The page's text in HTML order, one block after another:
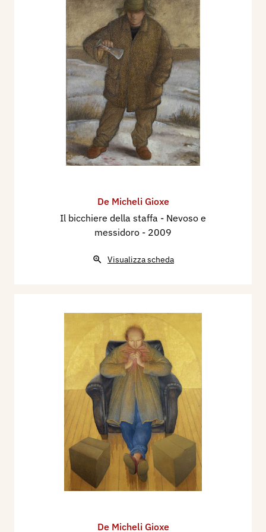
Il teatro del sogno
Una semplice scatola di cartone è al centro del
nuovo “ciclo”, che Gioxe De Micheli ha dipinto nel
corso del 2000. Traslochi. In queste tele sono
presenti alcuni degli oggetti simbolo della
personalissima mitologia dell’artista: la
gualdrappa di Guidoriccio, l’ombrello verde, la
gabbietta vuota, il flauto, la mela, la piantina di
erica. Anche il protagonista è lo stesso dei “cicli”
della costa. Una figura maschile si sdoppia e si
moltiplica in differenti pose svelandoci la natura
della scena a cui stiamo assistendo: è il teatro
essere noi stessi protagonisti, antagonisti e
molti casi è sostituita dalla scatola di cartone. Il
viaggio non è più lo stesso, si è trasformato, è
diventato un trasloco. la scatola è quella in cui
vengono imballati gli oggetti quando si cambia
casa, quando c’è un “cambio di residenza”.[…]
Immersi nel mare con canotti o barchette di carta
i “fratelli della costa” erano o giocavano ai
naufraghi. Con spavalda fierezza andava
all’assalto dell’azzurro del cielo. Ora invece il
personaggio è dentro la scatola; chiuso al suo
interno, si misura con il vuoto, la fragilità, il limite
De Micheli Gioxe
Il bicchiere della staffa - Nevoso e
messidoro - 2009
Visualizza scheda
De Micheli Gioxe